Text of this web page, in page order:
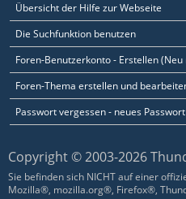
Übersicht der Hilfe zur Webseite
Die Suchfunktion benutzen
Foren-Benutzerkonto - Erstellen
Foren-Thema erstellen und
Passwort vergessen - neues
Copyright © 2003-2026
Sie befinden sich NICHT auf einer
Mozilla®, mozilla.org®, Firefox®,